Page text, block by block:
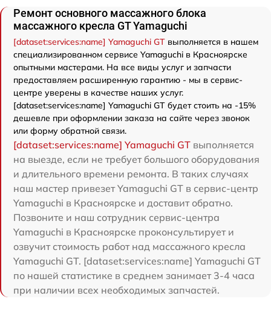
Ремонт основного массажного блока
массажного кресла GT Yamaguchi
[dataset:services:name] Yamaguchi GT выполняется в нашем
специализированном сервисе Yamaguchi в Красноярске
опытными мастерами. На все виды услуг и запчасти
предоставляем расширенную гарантию - мы в сервис-
центре уверены в качестве наших услуг.
[dataset:services:name] Yamaguchi GT будет стоить на -15%
дешевле при оформлении заказа на сайте через звонок
или форму обратной связи.
[dataset:services:name] Yamaguchi GT выполняется
на выезде, если не требует большого оборудования
и длительного времени ремонта. В таких случаях
наш мастер привезет Yamaguchi GT в сервис-центр
Yamaguchi в Красноярске и доставит обратно.
Позвоните и наш сотрудник сервис-центра
Yamaguchi в Красноярске проконсультирует и
озвучит стоимость работ над массажного кресла
Yamaguchi GT. [dataset:services:name] Yamaguchi GT
по нашей статистике в среднем занимает 3-4 часа
при наличии всех необходимых запчастей.